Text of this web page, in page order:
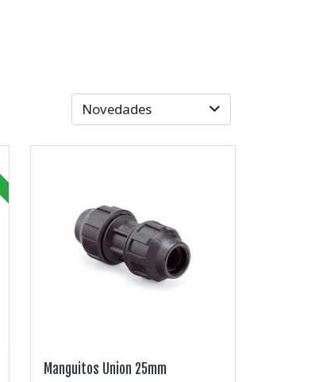
Novedades
Manguitos Union 25mm